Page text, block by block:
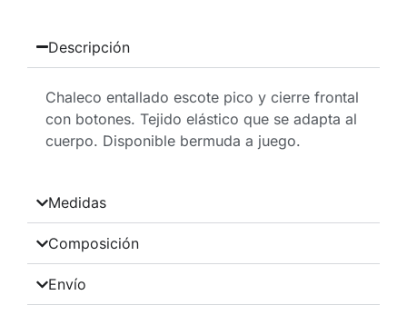
Descripción
Chaleco entallado escote pico y cierre frontal
con botones. Tejido elástico que se adapta al
cuerpo. Disponible bermuda a juego.
Medidas
Composición
Envío